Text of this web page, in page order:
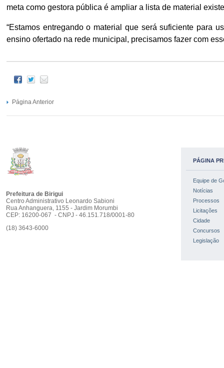
meta como gestora pública é ampliar a lista de material
“Estamos entregando o material que será suficiente para
ensino ofertado na rede municipal, precisamos fazer com
Página Anterior
Prefeitura de Birigui
Centro Administrativo Leonardo Sabioni
Rua Anhanguera, 1155 - Jardim Morumbi
CEP: 16200-067 - CNPJ - 46.151.718/0001-80
(18) 3643-6000
PÁGINA
Equipe de
Notícias
Processos
Licitações
Cidade
Concursos
Legislação